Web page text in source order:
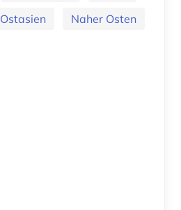
Ostasien
Naher Osten